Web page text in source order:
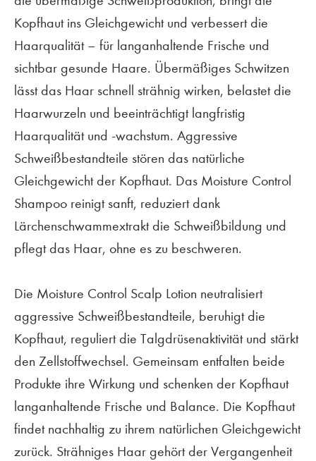
Kopfhaut ins Gleichgewicht und verbessert die
Haarqualität – für langanhaltende Frische und
sichtbar gesunde Haare. Übermäßiges Schwitzen
lässt das Haar schnell strähnig wirken, belastet die
Haarwurzeln und beeinträchtigt langfristig
Haarqualität und -wachstum. Aggressive
Schweißbestandteile stören das natürliche
Gleichgewicht der Kopfhaut. Das Moisture Control
Shampoo reinigt sanft, reduziert dank
Lärchenschwammextrakt die Schweißbildung und
pflegt das Haar, ohne es zu beschweren.
Die Moisture Control Scalp Lotion neutralisiert
aggressive Schweißbestandteile, beruhigt die
Kopfhaut, reguliert die Talgdrüsenaktivität und stärkt
den Zellstoffwechsel. Gemeinsam entfalten beide
Produkte ihre Wirkung und schenken der Kopfhaut
langanhaltende Frische und Balance. Die Kopfhaut
findet nachhaltig zu ihrem natürlichen Gleichgewicht
zurück. Strähniges Haar gehört der Vergangenheit